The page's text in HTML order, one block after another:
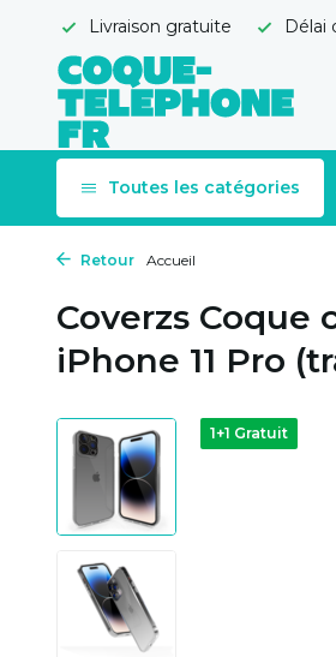
Livraison gratuite Délai
Toutes les catégories
Retour Accueil
Coverzs Coque
iPhone 11 Pro
1+1 Gratuit